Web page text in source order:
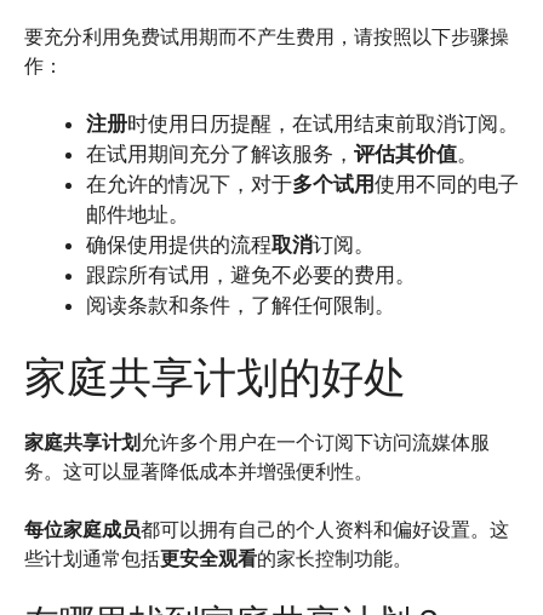
要充分利用免费试用期而不产生费用，请按照以下步骤操
作：
注册时使用日历提醒，在试用结束前取消订阅。
在试用期间充分了解该服务， 评估其价值。
在允许的情况下，对于多个试用使用不同的电子
邮件地址。
确保使用提供的流程取消订阅。
跟踪所有试用，避免不必要的费用。
阅读条款和条件，了解任何限制。
家庭共享计划的好处
家庭共享计划允许多个用户在一个订阅下访问流媒体服
务。这可以显著降低成本并增强便利性。
每位家庭成员都可以拥有自己的个人资料和偏好设置。这
些计划通常包括更安全观看的家长控制功能。